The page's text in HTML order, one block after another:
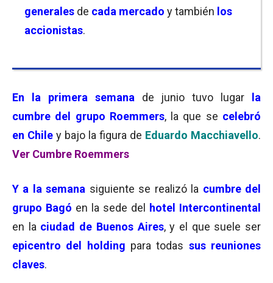
generales de cada mercado y también los
accionistas.
En la primera semana de junio tuvo lugar la
cumbre del grupo Roemmers, la que se celebró
en Chile y bajo la figura de Eduardo Macchiavello.
Ver Cumbre Roemmers
Y a la semana siguiente se realizó la cumbre del
grupo Bagó en la sede del
hotel Intercontinental
en la ciudad de Buenos Aires, y el que suele ser
epicentro del holding para todas sus reuniones
claves.